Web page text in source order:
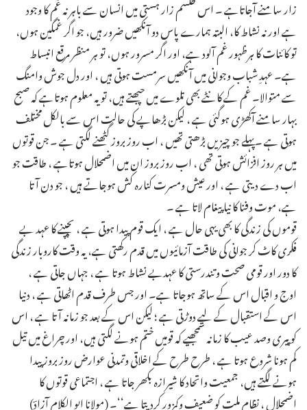
زار سامنے آجاتاہے ۔ اس طلسم زار ہستی میں انسان سے باہر نہ غم کا وجود
ہے اور نہ نشاط کا، البتہ ہمارے پاس دو آنکھیں ضرور ہیں، جو اگر غمگین ہوں،
تو کائنات کا ہرظہور غم آلود ہے، اور اگر مسرور ہوں، تو ہر منظر مرقع انبساط
ہے۔ عہدِ شباب وجوانی میں آنکھیں سرمست ہوتی ہیں ، اور دل جوش وامنگ
سے متوالا۔ غم کے کانٹے بھی تلوے میں چبھتے ہیں، تو یہ معلوم ہوتاہے کہ صبح
بہار سامنے آکھڑی ہوگئی ہے ، لیکن بڑھاپے کی حالت اس سے بالکل مختلف
ہوتی ہے ۔پہلے جو چیزیں بڑھتی تھیں ، اب روز بروز گٹھنے لگتی ہے ۔ جن قوتوں
میں ہر روز افزائش ہوتی تھی ، اب روز بروز ان میں اضمحلال ہوتاہے ، طاقت جو
اب دے دیتی ہے ، اور عیش ومسرت کنارہ کش ہوجاتے ہیں ، جو دن آتا
ہے، موت وفنا کا نیا پیغام لاتا ہے ۔
قوموں کی زندگی کا بھی یہی حال ہے ، ایک قوم پیدا ہوتی ہے ، بچپنے کا عہد بے
فکری کاٹ کر جوانی کی طاقت آزمائیوں میں قدم رکھتی ہے، یہ وقت کاروبار زندگی
کا دور اور قومی صحت وتندرستی کا عہدبے نشاط ہوتا ہے ، جہاں جاتی ہے ،
اوج و اقبال اس کے ساتھ ہوجاتا ہے۔ اور جس طرف قدم اٹھاتی ہے ، دنیا
اس کے استقبال کے لیے دوڑتی ہے ؛ لیکن اس کے بعد جو زمانہ آتا ہے ، اس
کو پیری وصد عیب کا زمانہ سمجھیے کہ قومیں ختم ہونے لگتی ہیں، اور چراغ میں تیل
کم ہونا شروع ہوتا ہے ، طرح طرح کے اخلاقی وتمدنی عوارض روز بروز پیدا
ہونے لگتے ہیں، جمعیت واتحاد کا شیرازہ بکھر جاتا ہے ، اجتماعی قوتوں کا
اضمحلال ، نظام ملت کو ضعیف وکمزور کردیتا ہے‘‘۔ (مولانا ابو الکلام آزادؔ)